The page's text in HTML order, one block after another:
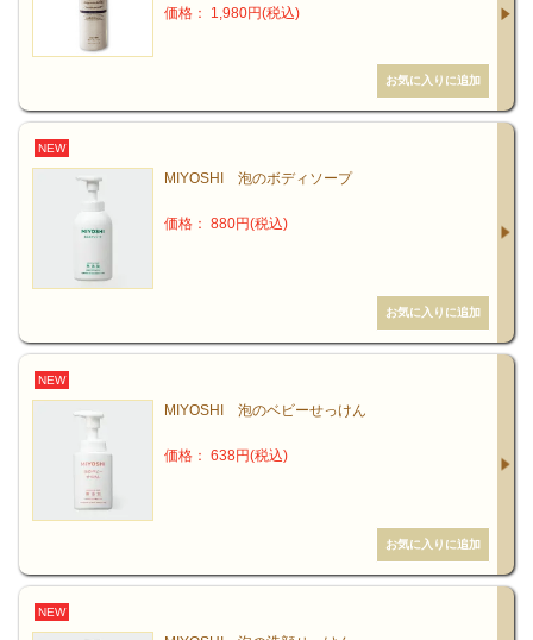
価格： 1,980円(税込)
NEW
MIYOSHI 泡のボディソープ
価格： 880円(税込)
NEW
MIYOSHI 泡のベビーせっけん
価格： 638円(税込)
NEW